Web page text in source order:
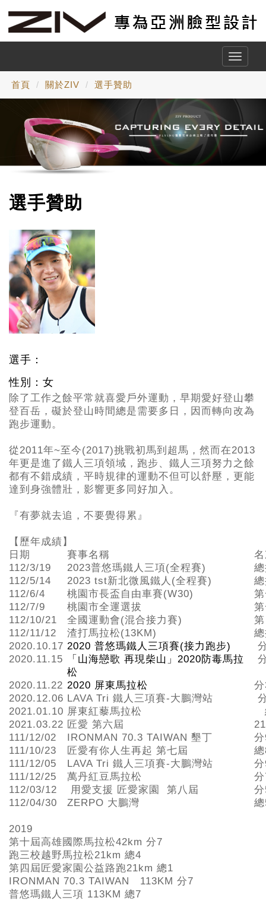
Toggle
首頁 關於ZIV 選手贊助
選手贊助
選手：
性別：女
除了工作之餘平常就喜愛戶外運動，早期愛好登山攀
登百岳，礙於登山時間總是需要多日，因而轉向改為
跑步運動。
從2011年~至今(2017)挑戰初馬到超馬，然而在2013
年更是進了鐵人三項領域，跑步、鐵人三項努力之餘
都有不錯成績，平時規律的運動不但可以舒壓，更能
達到身強體壯，影響更多同好加入。
『有夢就去追，不要覺得累』
【歷年成績】
日期
賽事名稱
112/3/19
2023普悠瑪鐵人三項(全程賽)
112/5/14
2023 tst新北微風鐵人(全程賽)
112/6/4
桃園市長盃自由車賽(W30)
112/7/9
桃園市全運選拔
112/10/21
全國運動會(混合接力賽)
112/11/12
渣打馬拉松(13KM)
2020.10.17 2020 普悠瑪鐵人三項賽(接力跑步)
2020.11.15
「山海戀歌 再現柴山」2020防毒馬拉
松
2020.11.22 2020 屏東馬拉松
2020.12.06 LAVA Tri 鐵人三項賽-大鵬灣站
2021.01.10 屏東紅藜馬拉松
2021.03.22 匠愛 第六屆
111/12/02
IRONMAN 70.3 TAIWAN 墾丁
111/10/23
匠愛有你人生再起 第七屆
111/12/05
LAVA Tri 鐵人三項賽-大鵬灣站
111/12/25
萬丹紅豆馬拉松
112/03/12
用愛支援 匠愛家園 第八屆
112/04/30
ZERPO 大鵬灣
2019
第十屆高雄國際馬拉松42km 分7
跑三校越野馬拉松21km 總4
第四屆匠愛家園公益路跑21km 總1
IRONMAN 70.3 TAIWAN 113KM 分7
普悠瑪鐵人三項 113KM 總7